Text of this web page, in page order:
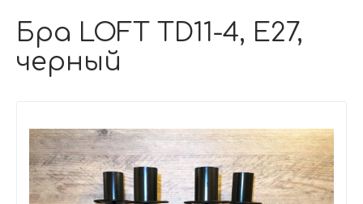
Бра LOFT TD11-4, Е27,
черный